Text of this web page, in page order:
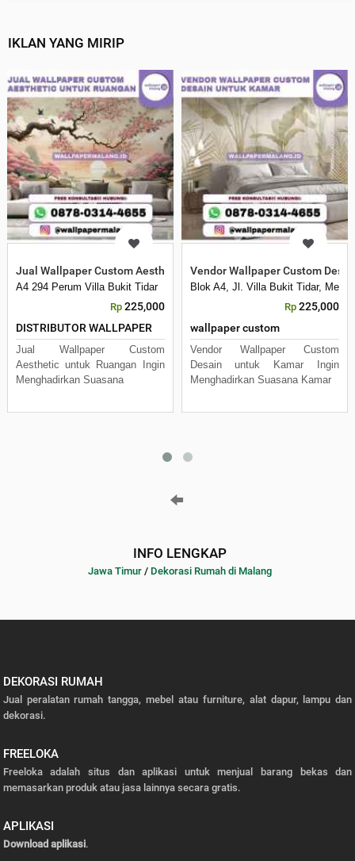
IKLAN YANG MIRIP
Jual Wallpaper Custom Aesthetic untuk Ruangan
A4 294 Perum Villa Bukit Tidar
Rp 225,000
DISTRIBUTOR WALLPAPER
Jual Wallpaper Custom
Aesthetic untuk Ruangan Ingin
Menghadirkan Suasana
Vendor Wallpaper Custom
Blok A4, Jl. Villa Bukit Tidar,
Rp 225,000
wallpaper custom
Vendor Wallpaper Custom
Desain untuk Kamar Ingin
Menghadirkan Suasana Kamar
INFO LENGKAP
Jawa Timur / Dekorasi Rumah di Malang
DEKORASI RUMAH
Jual peralatan rumah tangga, mebel atau furniture, alat dapur, lampu dan
dekorasi.
FREELOKA
Freeloka adalah situs dan aplikasi untuk menjual barang bekas dan
memasarkan produk atau jasa lainnya secara gratis.
APLIKASI
Download aplikasi.